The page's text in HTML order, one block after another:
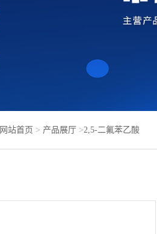
网站首页 > 产品展厅 >2,5-二氟苯乙酸